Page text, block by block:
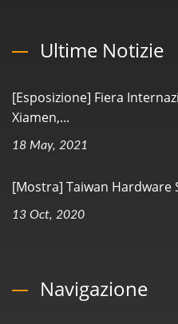
Ultime Notizie
[Esposizione] Fiera
Xiamen,...
18 May, 2021
[Mostra] Taiwan Hardware
13 Oct, 2020
Navigazione